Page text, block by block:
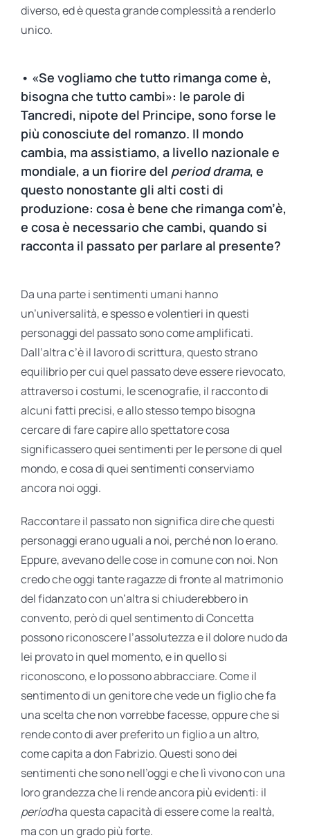
diverso, ed è questa grande complessità a renderlo
unico.
• «Se vogliamo che tutto rimanga come è,
bisogna che tutto cambi»: le parole di
Tancredi, nipote del Principe, sono forse le
più conosciute del romanzo. Il mondo
cambia, ma assistiamo, a livello nazionale e
mondiale, a un fiorire del period drama, e
questo nonostante gli alti costi di
produzione: cosa è bene che rimanga com’è,
e cosa è necessario che cambi, quando si
racconta il passato per parlare al presente?
Da una parte i sentimenti umani hanno
un’universalità, e spesso e volentieri in questi
personaggi del passato sono come amplificati.
Dall’altra c’è il lavoro di scrittura, questo strano
equilibrio per cui quel passato deve essere rievocato,
attraverso i costumi, le scenografie, il racconto di
alcuni fatti precisi, e allo stesso tempo bisogna
cercare di fare capire allo spettatore cosa
significassero quei sentimenti per le persone di quel
mondo, e cosa di quei sentimenti conserviamo
ancora noi oggi.
Raccontare il passato non significa dire che questi
personaggi erano uguali a noi, perché non lo erano.
Eppure, avevano delle cose in comune con noi. Non
credo che oggi tante ragazze di fronte al matrimonio
del fidanzato con un’altra si chiuderebbero in
convento, però di quel sentimento di Concetta
possono riconoscere l’assolutezza e il dolore nudo da
lei provato in quel momento, e in quello si
riconoscono, e lo possono abbracciare. Come il
sentimento di un genitore che vede un figlio che fa
una scelta che non vorrebbe facesse, oppure che si
rende conto di aver preferito un figlio a un altro,
come capita a don Fabrizio. Questi sono dei
sentimenti che sono nell’oggi e che lì vivono con una
loro grandezza che li rende ancora più evidenti: il
periodha questa capacità di essere come la realtà,
ma con un grado più forte.